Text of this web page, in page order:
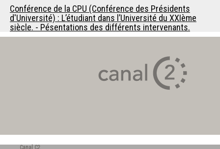
Conférence de la CPU (Conférence des Présidents
d'Université) : L’étudiant dans l’Université du XXIème
siècle. - Pésentations des différents intervenants.
Canal C2